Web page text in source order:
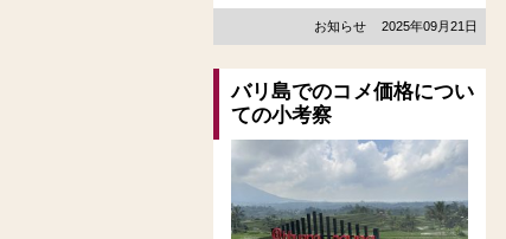
お知らせ 2025年09月21日
バリ島でのコメ価格につい
ての小考察